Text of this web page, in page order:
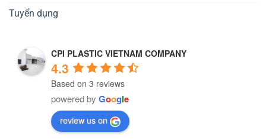
Tuyển dụng
CPI PLASTIC VIETNAM COMPANY
4.3
Based on 3 reviews
powered by Google
review us on